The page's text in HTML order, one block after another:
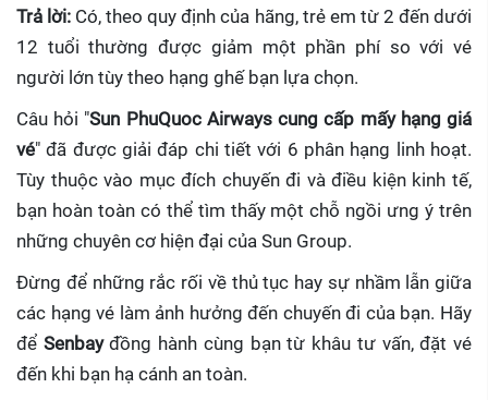
Trả lời: Có, theo quy định của hãng, trẻ em từ 2 đến dưới
12 tuổi thường được giảm một phần phí so với vé
người lớn tùy theo hạng ghế bạn lựa chọn.
Câu hỏi "Sun PhuQuoc Airways cung cấp mấy hạng giá
vé" đã được giải đáp chi tiết với 6 phân hạng linh hoạt.
Tùy thuộc vào mục đích chuyến đi và điều kiện kinh tế,
bạn hoàn toàn có thể tìm thấy một chỗ ngồi ưng ý trên
những chuyên cơ hiện đại của Sun Group.
Đừng để những rắc rối về thủ tục hay sự nhầm lẫn giữa
các hạng vé làm ảnh hưởng đến chuyến đi của bạn. Hãy
để Senbayđồng hành cùng bạn từ khâu tư vấn, đặt vé
đến khi bạn hạ cánh an toàn.